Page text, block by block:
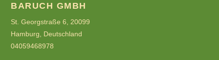
BARUCH GMBH
St. Georgstraße 6, 20099
Hamburg, Deutschland
04059468978